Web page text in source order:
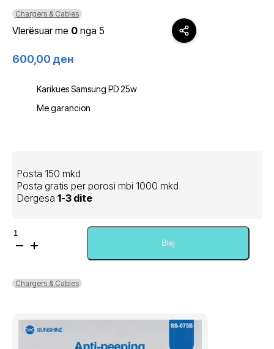
Chargers & Cables
Vlerësuar me 0 nga 5
600,00 ден
Karikues Samsung PD 25w
Me garancion
Posta 150 mkd
Posta gratis per porosi mbi 1000 mkd
Dergesa 1-3 dite
Sasi
Samsung
PD
Blej
Chargers & Cables